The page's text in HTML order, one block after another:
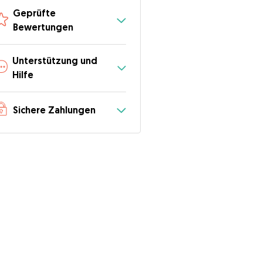
Geprüfte
Bewertungen
Unterstützung und
Hilfe
Sichere Zahlungen